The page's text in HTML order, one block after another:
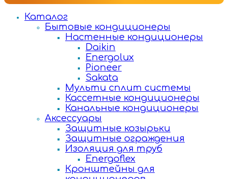
Каталог
Бытовые кондиционеры
Настенные кондиционеры
Daikin
Energolux
Pioneer
Sakata
Мульти сплит системы
Кассетные кондиционеры
Канальные кондиционеры
Аксессуары
Защитные козырьки
Защитные ограждения
Изоляция для труб
Energoflex
Кронштейны для